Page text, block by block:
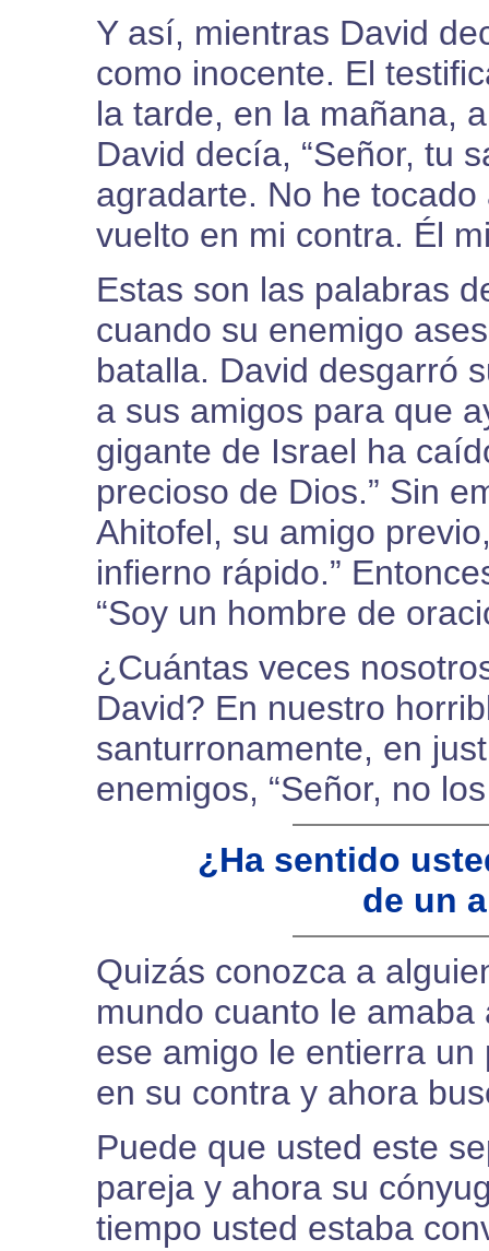
Y así, mientras David
como inocente. El
la tarde, en la mañana,
David decía, “Señor, tu
agradarte. No he
vuelto en mi contra. Él
Estas son las palabras
cuando su enemigo
batalla. David desgarró
a sus amigos para que
gigante de Israel ha
precioso de Dios.” Sin
Ahitofel, su amigo
infierno rápido.”
“Soy un hombre de
¿Cuántas veces
David? En nuestro
santurronamente, en
enemigos, “Señor, no
¿Ha sentido
de un
Quizás conozca a
mundo cuanto le
ese amigo le entierra
en su contra y ahora
Puede que usted este
pareja y ahora su
tiempo usted estaba